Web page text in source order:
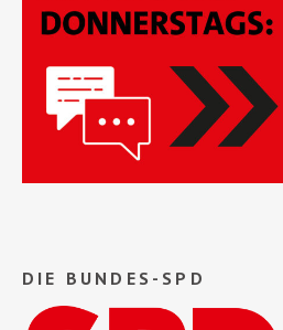
DIE BUNDES-SPD